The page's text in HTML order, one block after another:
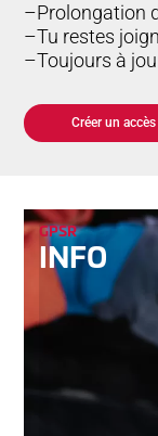
Prolongation
Tu restes
Toujours à
Créer un accès
GPSR
INFO